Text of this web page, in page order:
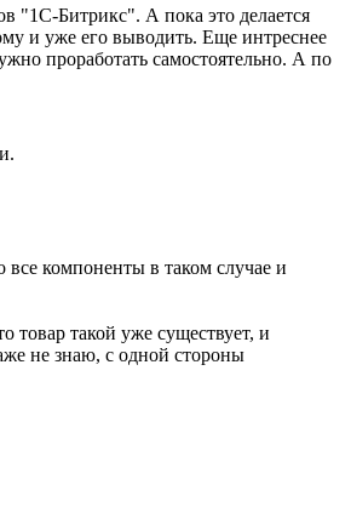
"1С-Битрикс". А пока это делается
и уже его выводить. Еще интреснее
проработать самостоятельно. А по
компоненты в таком случае и
товар такой уже существует, и
не знаю, с одной стороны